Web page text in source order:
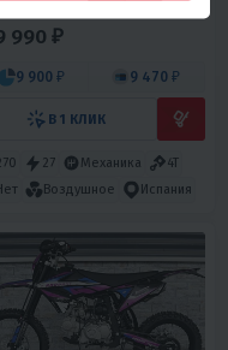
300 PRO PR300 (ZS175FMN)
990 ₽
9 900 ₽ 9 470 ₽
В 1 КЛИК
27 Механика
4T
Воздушное Испания